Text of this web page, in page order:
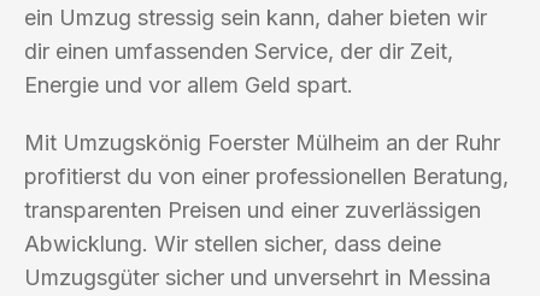
ein Umzug stressig sein kann, daher bieten wir
dir einen umfassenden Service, der dir Zeit,
Energie und vor allem Geld spart.
Mit Umzugskönig Foerster Mülheim an der Ruhr
profitierst du von einer professionellen Beratung,
transparenten Preisen und einer zuverlässigen
Abwicklung. Wir stellen sicher, dass deine
Umzugsgüter sicher und unversehrt in Messina